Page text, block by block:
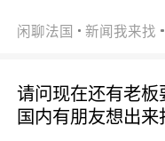
闲聊法国 新闻我来找
请问现在还有老板
国内有朋友想出来